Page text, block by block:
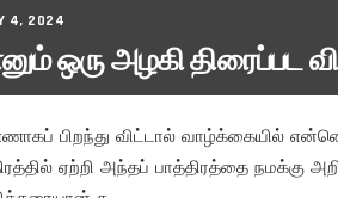
4, 2024
ஒரு அழகி திரைப்பட
பிறந்து விட்டால் வாழ்க்கையில்
ஏற்றி அந்தப் பாத்திரத்தை நமக்கு